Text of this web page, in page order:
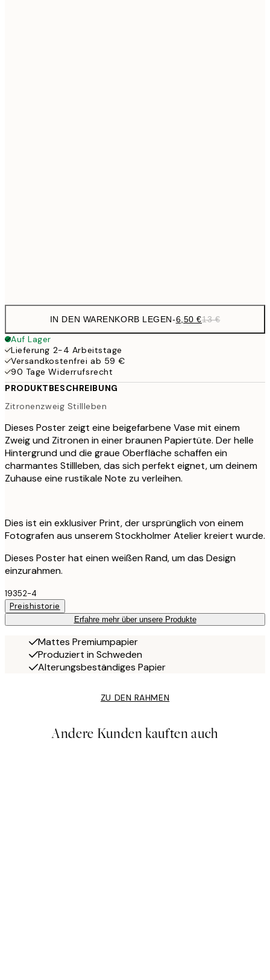
IN DEN WARENKORB LEGEN-6,50 €13 €
Auf Lager
Lieferung 2-4 Arbeitstage
Versandkostenfrei ab 59 €
90 Tage Widerrufsrecht
PRODUKTBESCHREIBUNG
Zitronenzweig Stillleben
Dieses Poster zeigt eine beigefarbene Vase mit einem
Zweig und Zitronen in einer braunen Papiertüte. Der helle
Hintergrund und die graue Oberfläche schaffen ein
charmantes Stillleben, das sich perfekt eignet, um deinem
Zuhause eine rustikale Note zu verleihen.
Dies ist ein exklusiver Print, der ursprünglich von einem
Fotografen aus unserem Stockholmer Atelier kreiert wurde.
Dieses Poster hat einen weißen Rand, um das Design
einzurahmen.
19352-4
Preishistorie
Erfahre mehr über unsere Produkte
Mattes Premiumpapier
Produziert in Schweden
Alterungsbeständiges Papier
ZU DEN RAHMEN
Andere Kunden kauften auch